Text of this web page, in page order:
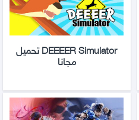
DEEEER Simulator تحميل
مجانا